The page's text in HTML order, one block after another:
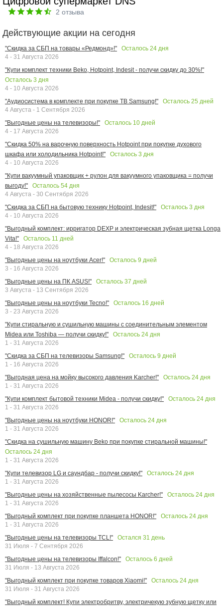
2 отзыва
Действующие акции на сегодня
"Скидка за СБП на товары «Редмонд»!" Осталось 24 дня
4 - 31 Августа 2026
"Купи комплект техники Beko, Hotpoint, Indesit - получи скидку до 30%!"
Осталось 3 дня
4 - 10 Августа 2026
"Аудиосистема в комплекте при покупке ТВ Samsung!"
Осталось 25 дней
4 Августа - 1 Сентября 2026
"Выгодные цены на телевизоры!"
Осталось 10 дней
4 - 17 Августа 2026
"Скидка 50% на варочную поверхность Hotpoint при покупке духового
шкафа или холодильника Hotpoint!"
Осталось 3 дня
4 - 10 Августа 2026
"Купи вакуумный упаковщик + рулон для вакуумного упаковщика = получи
выгоду!"
Осталось 54 дня
4 Августа - 30 Сентября 2026
"Скидка за СБП на бытовую технику Hotpoint, Indesit!"
Осталось 3 дня
4 - 10 Августа 2026
"Выгодный комплект: ирригатор DEXP и электрическая зубная щетка Longa
Vita!"
Осталось 11 дней
4 - 18 Августа 2026
"Выгодные цены на ноутбуки Acer!"
Осталось 9 дней
3 - 16 Августа 2026
"Выгодные цены на ПК ASUS!"
Осталось 37 дней
3 Августа - 13 Сентября 2026
"Выгодные цены на ноутбуки Tecno!"
Осталось 16 дней
3 - 23 Августа 2026
"Купи стиральную и сушильную машины с соединительным элементом
Midea или Toshiba — получи скидку!"
Осталось 24 дня
1 - 31 Августа 2026
"Скидка за СБП на телевизоры Samsung!"
Осталось 9 дней
1 - 16 Августа 2026
"Выгодная цена на мойку высокого давления Karcher!"
Осталось 24 дня
1 - 31 Августа 2026
"Купи комплект бытовой техники Midea - получи скидку!"
Осталось 24 дня
1 - 31 Августа 2026
"Выгодные цены на ноутбуки HONOR!"
Осталось 24 дня
1 - 31 Августа 2026
"Скидка на сушильную машину Beko при покупке стиральной машины!"
Осталось 24 дня
1 - 31 Августа 2026
"Купи телевизор LG и саундбар - получи скидку!"
Осталось 24 дня
1 - 31 Августа 2026
"Выгодные цены на хозяйственные пылесосы Karcher!"
Осталось 24 дня
1 - 31 Августа 2026
"Выгодный комплект при покупке планшета HONOR!"
Осталось 24 дня
1 - 31 Августа 2026
"Выгодные цены на телевизоры TCL!"
Остался 31 день
31 Июля - 7 Сентября 2026
"Выгодные цены на телевизоры Iffalcon!"
Осталось 6 дней
31 Июля - 13 Августа 2026
"Выгодный комплект при покупке товаров Xiaomi!"
Осталось 24 дня
31 Июля - 31 Августа 2026
"Выгодный комплект! Купи электробритву, электричекую зубную щетку или